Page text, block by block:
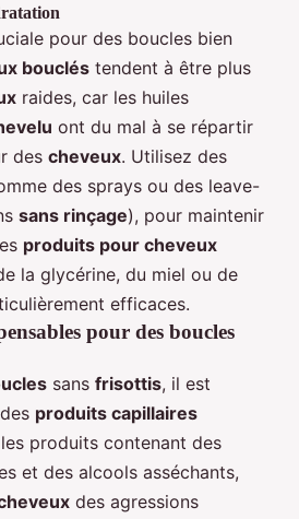
pour des boucles bien
bouclés tendent à être plus
raides, car les huiles
ont du mal à se répartir
des cheveux. Utilisez des
des sprays ou des leave-
sans rinçage), pour maintenir
produits pour cheveux
la glycérine, du miel ou de
efficaces.
pour des boucles
sans frisottis, il est
produits capillaires
produits contenant des
et des alcools asséchants,
des agressions